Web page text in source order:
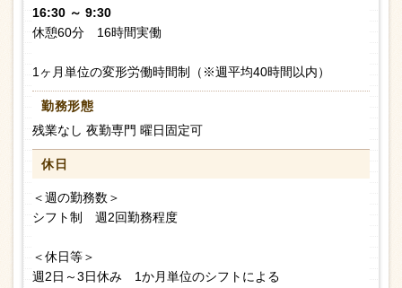
16:30 ～ 9:30
休憩60分 16時間実働
1ヶ月単位の変形労働時間制（※週平均40時間以内）
勤務形態
残業なし 夜勤専門 曜日固定可
休日
＜週の勤務数＞
シフト制 週2回勤務程度
＜休日等＞
週2日～3日休み 1か月単位のシフトによる